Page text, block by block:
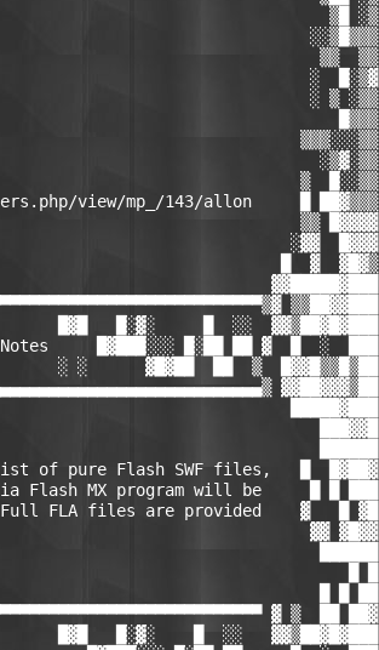
▒█ ░▒
░░▒█▒▒▒
▒▒  ▒▒
░  █░▒▓
░ ▒ ░▒▒
█▒▒▒
▒▒▒░░░▒▒
░▒▓░▒▒
▒  █░░▒▒
view/mp_/143/allon     █ ██▓▒▒▒
▒▒ █▓▓▓▓
░▓▓  █▓▓▓
█  ▓  ▓█▓▒
▓▓█████▓███
▒▒██▓▓███
█▓█   █░▓░     █  ░░  ▓▓▒██▓█▓███
█▓███░░░ █░██ ██ ▓  █  ░  ███
░ ░      ▓█▓██  ██  ▒  █▓▓█▒▒█▒██
▓▓██▓▓▓▒██
█████▓███
███▓▓█
██████
of pure Flash SWF files,   █  █▓██▓
Flash MX program will be     █ █ ███
Full FLA files are provided    ▓   █ ▓█
▓▓ ▓█▓▓
█ █ ██
▓ ▒  ██ ██▓
█▓█   █░▓░    █  ░░   ▓▓▒██▓█▓███